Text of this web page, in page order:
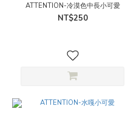
ATTENTION-冷漠色中長小可愛
NT$250